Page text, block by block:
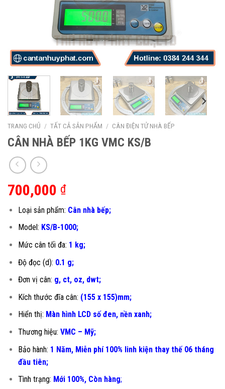
TRANG CHỦ / TẤT CẢ SẢN PHẨM / CÂN ĐIỆN TỬ NHÀ BẾP
CÂN NHÀ BẾP 1KG VMC KS/B
700,000 ₫
Loại sản phẩm: Cân nhà bếp;
Model: KS/B-1000;
Mức cân tối đa: 1 kg;
Độ đọc (d): 0.1 g;
Đơn vị cân: g, ct, oz, dwt;
Kích thước đĩa cân: (155 x 155)mm;
Hiển thị: Màn hình LCD số đen, nền xanh;
Thương hiệu: VMC – Mỹ;
Bảo hành: 1 Năm, Miễn phí 100% linh kiện thay thế 06 tháng
đầu tiên;
Tình trạng: Mới 100%, Còn hàng;